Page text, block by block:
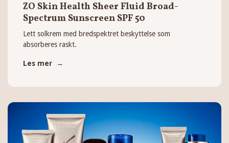
ZO Skin Health Sheer Fluid Broad-
Spectrum Sunscreen SPF 50
Lett solkrem med bredspektret beskyttelse som
absorberes raskt.
Les mer →